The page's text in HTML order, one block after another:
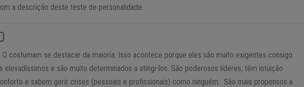
a descrição deste teste de personalidade.
costumam se destacar da maioria. Isso acontece porque eles são muito exigentes consigo
elevadíssimos e são muito determinados a atingi-los. São poderosos líderes, têm intuição
e sabem gerir crises (pessoais e profissionais) como ninguém. São mais propensos a